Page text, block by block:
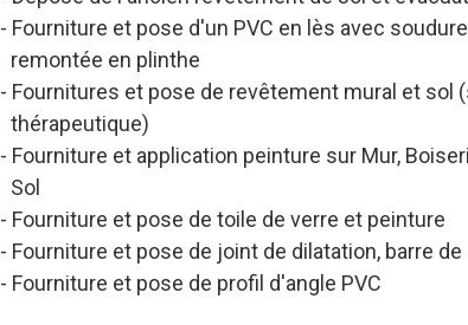
Fourniture et pose d'un PVC en lès avec
remontée en plinthe
Fournitures et pose de revêtement mural et sol
thérapeutique)
Fourniture et application peinture sur Mur,
Sol
Fourniture et pose de toile de verre et peinture
Fourniture et pose de joint de dilatation, barre de
Fourniture et pose de profil d'angle PVC